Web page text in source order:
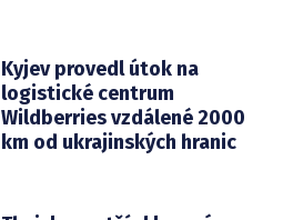
Kyjev provedl útok na
logistické centrum
Wildberries vzdálené 2000
km od ukrajinských hranic